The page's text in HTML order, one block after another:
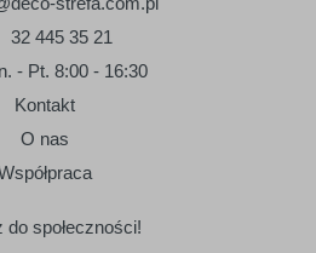
32 445 35 21
- Pt. 8:00 - 16:30
Kontakt
O nas
do społeczności!